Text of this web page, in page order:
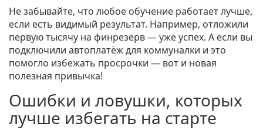
Не забывайте, что любое обучение работает лучше,
если есть видимый результат. Например, отложили
первую тысячу на финрезерв — уже успех. А если вы
подключили автоплатёж для коммуналки и это
помогло избежать просрочки — вот и новая
полезная привычка!
Ошибки и ловушки, которых
лучше избегать на старте